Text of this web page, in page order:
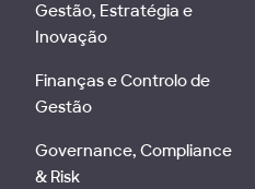
Gestão, Estratégia e
Inovação
Finanças e Controlo de
Gestão
Governance, Compliance
& Risk